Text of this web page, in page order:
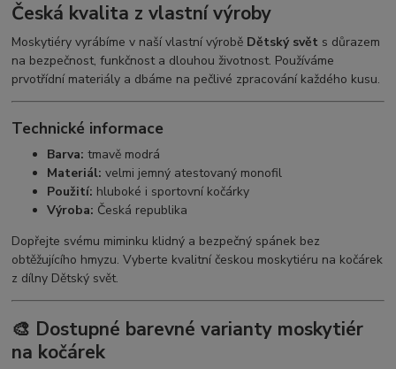
Česká kvalita z vlastní výroby
Moskytiéry vyrábíme v naší vlastní výrobě Dětský svět s důrazem
na bezpečnost, funkčnost a dlouhou životnost. Používáme
prvotřídní materiály a dbáme na pečlivé zpracování každého kusu.
Technické informace
Barva: tmavě modrá
Materiál: velmi jemný atestovaný monofil
Použití: hluboké i sportovní kočárky
Výroba: Česká republika
Dopřejte svému miminku klidný a bezpečný spánek bez
obtěžujícího hmyzu. Vyberte kvalitní českou moskytiéru na kočárek
z dílny Dětský svět.
🎨 Dostupné barevné varianty moskytiér
na kočárek